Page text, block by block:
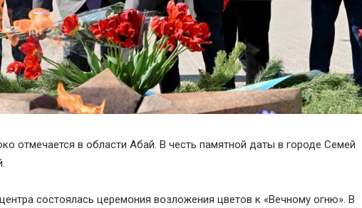
отмечается в области Абай. В честь памятной даты в городе Семей
состоялась церемония возложения цветов к «Вечному огню». В